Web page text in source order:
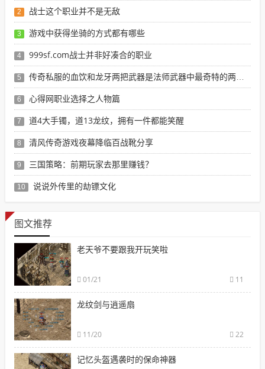
2 战士这个职业并不是无敌
3 游戏中获得坐骑的方式都有哪些
4 999sf.com战士并非好凑合的职业
5 传奇私服的血饮和龙牙两把武器是法师武器中最奇特的两把武器了
6 心得网职业选择之人物篇
7 道4大手镯，道13龙纹，拥有一件都能笑醒
8 清风传奇游戏夜幕降临百战靴分享
9 三国策略：前期玩家去那里赚钱？
10 说说外传里的劫镖文化
图文推荐
老天爷不要跟我开玩笑啦
01/21 11
龙纹剑与逍遥扇
11/20 22
记忆头盔遇袭时的保命神器